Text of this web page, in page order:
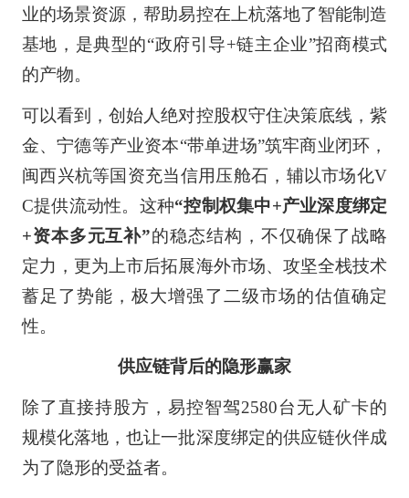
业的场景资源，帮助易控在上杭落地了智能制造
基地，是典型的“政府引导+链主企业”招商模式
的产物。
可以看到，创始人绝对控股权守住决策底线，紫
金、宁德等产业资本“带单进场”筑牢商业闭环，
闽西兴杭等国资充当信用压舱石，辅以市场化V
C提供流动性。这种“控制权集中+产业深度绑定
+资本多元互补”的稳态结构，不仅确保了战略
定力，更为上市后拓展海外市场、攻坚全栈技术
蓄足了势能，极大增强了二级市场的估值确定
性。
供应链背后的隐形赢家
除了直接持股方，易控智驾2580台无人矿卡的
规模化落地，也让一批深度绑定的供应链伙伴成
为了隐形的受益者。